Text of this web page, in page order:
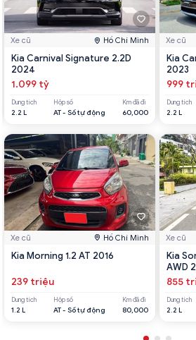
Xe cũ Hồ Chí Minh
Kia Carnival Signature 2.2D
2024
1.099 tỷ
Dung tích
2.2 L
Hộp số
AT - Số tự động
Km đã đi
60,000
Xe cũ Hồ Chí Minh
Kia Morning 1.2 AT 2016
239 triệu
Dung tích
1.2 L
Hộp số
AT - Số tự động
Km đã đi
80,000
Xe cũ
Kia
2023
999
Dung tích
2.2 L
Xe cũ
Kia
AWD
855
Dung tích
2.2 L